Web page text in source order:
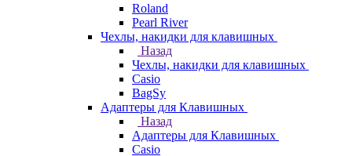
Roland
Pearl River
Чехлы, накидки для клавишных
Назад
Чехлы, накидки для клавишных
Casio
BagSy
Адаптеры для Клавишных
Назад
Адаптеры для Клавишных
Casio